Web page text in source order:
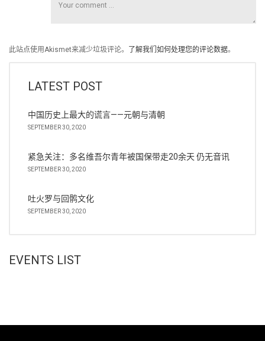
此站点使用Akismet来减少垃圾评论。 了解我们如何处理您的评论数据。
LATEST POST
中国历史上最大的谎言——元朝与清朝
SEPTEMBER 30, 2020
紧急关注：多名维吾尔青年被国保带走20余天 仍无音讯
SEPTEMBER 30, 2020
吐火罗与回鹘文化
SEPTEMBER 30, 2020
EVENTS LIST